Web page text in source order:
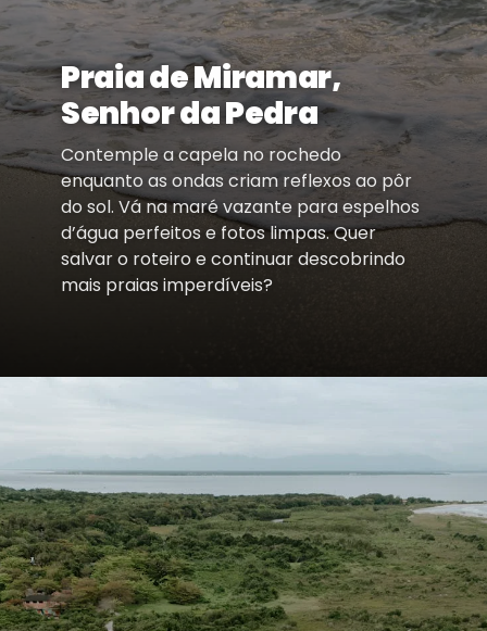
Praia de Miramar,
Senhor da Pedra
Contemple a capela no rochedo
enquanto as ondas criam reflexos ao pôr
do sol. Vá na maré vazante para espelhos
d’água perfeitos e fotos limpas. Quer
salvar o roteiro e continuar descobrindo
mais praias imperdíveis?